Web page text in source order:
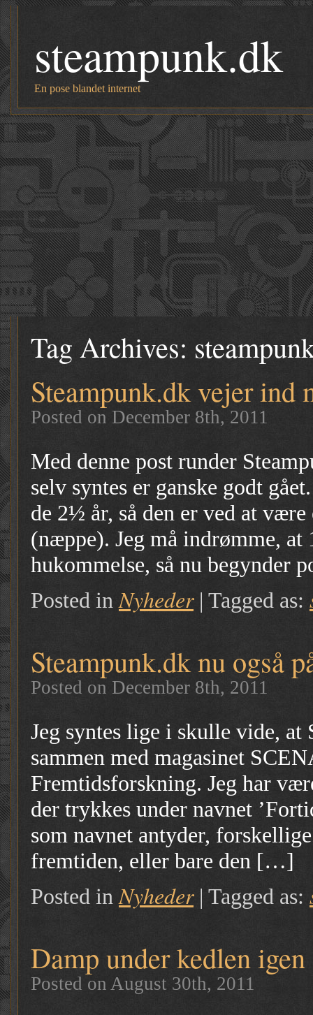
steampunk.dk
En pose blandet internet
Tag Archives:
Steampunk.dk vejer ind
Posted on December 8th, 2011
Med denne post runder
selv syntes er ganske godt
de 2½ år, så den er ved at
(næppe). Jeg må indrømme,
hukommelse, så nu begynder
Posted in Nyheder | Tagged as:
Steampunk.dk nu også
Posted on December 8th, 2011
Jeg syntes lige i skulle vide, at
sammen med magasinet
Fremtidsforskning. Jeg har
der trykkes under navnet
som navnet antyder,
fremtiden, eller bare den […]
Posted in Nyheder | Tagged as:
Damp under kedlen igen
Posted on August 30th, 2011